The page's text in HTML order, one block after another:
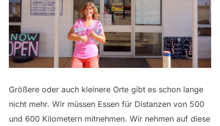
Größere oder auch kleinere Orte gibt es schon lange
nicht mehr. Wir müssen Essen für Distanzen von 500
und 600 Kilometern mitnehmen. Wir nehmen auf diese